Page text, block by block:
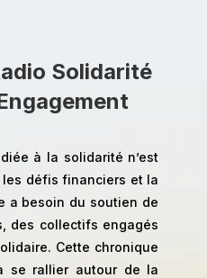
Solidarité
à la solidarité n’est
défis financiers et la
a besoin du soutien de
des collectifs engagés
Cette chronique
se rallier autour de la